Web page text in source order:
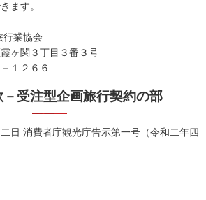
ます。
行業協会
ヶ関３丁目３番３号
１２６６
受注型企画旅行契約の部
日 消費者庁観光庁告示第一号（令和二年四